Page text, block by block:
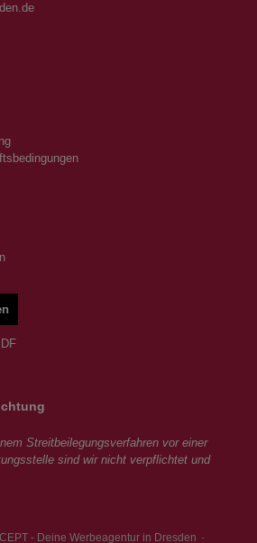
Streitbeilegungsverfahren vor einer
sind wir nicht verpflichtet und
- Deine Werbeagentur in Dresden